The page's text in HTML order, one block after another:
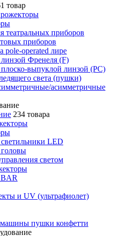
товар
театральных приборов
приборов
pole-operated лире
Френеля (F)
выпуклой линзой (PC)
света (пушки)
асимметричные
234 товара
LED
светом
и UV (ультрафиолет)
пушки конфетти